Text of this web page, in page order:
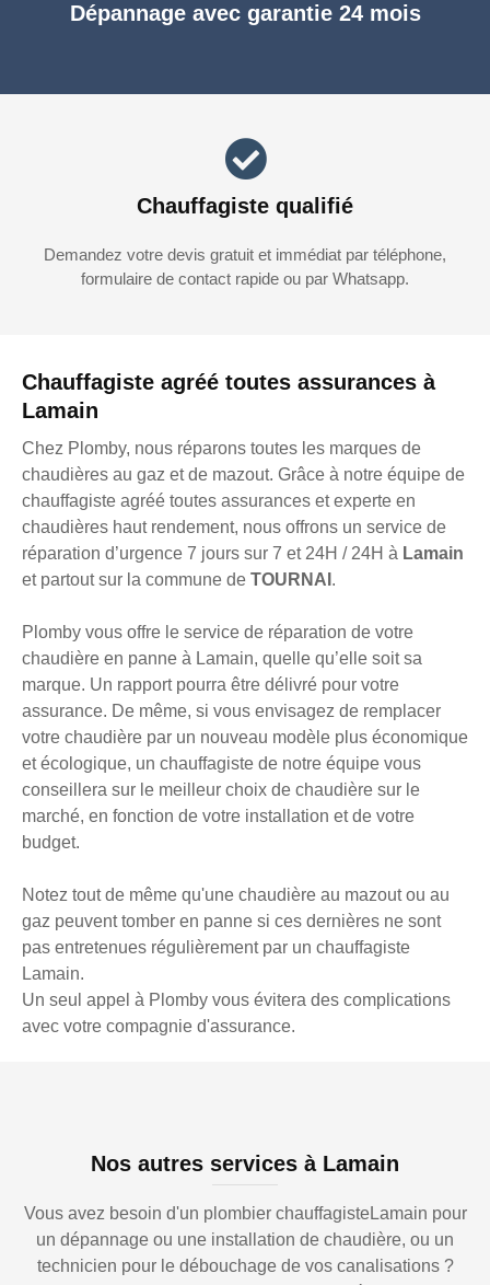
Chauffagiste agréé toutes assurances à
Lamain
Chez Plomby, nous réparons toutes les marques de
chaudières au gaz et de mazout. Grâce à notre équipe de
chauffagiste agréé toutes assurances et experte en
chaudières haut rendement, nous offrons un service de
réparation d’urgence 7 jours sur 7 et 24H / 24H à Lamain
et partout sur la commune de TOURNAI .
Plomby vous offre le service de réparation de votre
chaudière en panne à Lamain, quelle qu’elle soit sa
marque. Un rapport pourra être délivré pour votre
assurance. De même, si vous envisagez de remplacer
votre chaudière par un nouveau modèle plus économique
et écologique, un chauffagiste de notre équipe vous
conseillera sur le meilleur choix de chaudière sur le
marché, en fonction de votre installation et de votre
budget.
Notez tout de même qu'une chaudière au mazout ou au
gaz peuvent tomber en panne si ces dernières ne sont
pas entretenues régulièrement par un chauffagiste
Lamain.
Un seul appel à Plomby vous évitera des complications
avec votre compagnie d'assurance.
Dépannage avec garantie 24 mois
Chauffagiste qualifié
Demandez votre devis gratuit et immédiat par téléphone,
formulaire de contact rapide ou par Whatsapp.
Nos autres services à Lamain
Vous avez besoin d'un plombier chauffagisteLamain pour
un dépannage ou une installation de chaudière, ou un
technicien pour le débouchage de vos canalisations ?